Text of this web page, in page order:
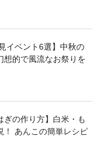
イベント6選】中秋の
想的で風流なお祭りを
ぎの作り方】白米・も
！ あんこの簡単レシピ